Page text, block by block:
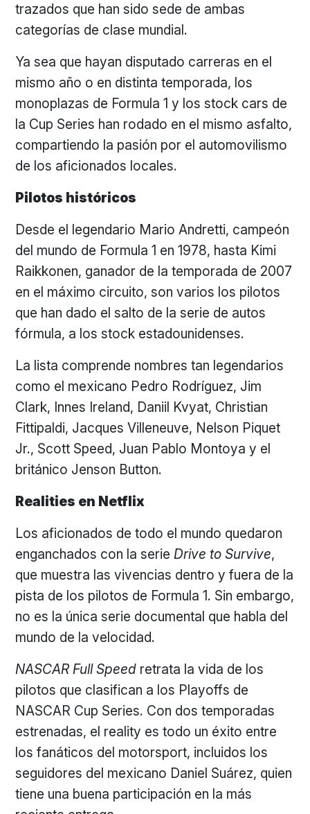
trazados que han sido sede de ambas
categorías de clase mundial.
Ya sea que hayan disputado carreras en el
mismo año o en distinta temporada, los
monoplazas de Formula 1 y los stock cars de
la Cup Series han rodado en el mismo asfalto,
compartiendo la pasión por el automovilismo
de los aficionados locales.
Pilotos históricos
Desde el legendario Mario Andretti, campeón
del mundo de Formula 1 en 1978, hasta Kimi
Raikkonen, ganador de la temporada de 2007
en el máximo circuito, son varios los pilotos
que han dado el salto de la serie de autos
fórmula, a los stock estadounidenses.
La lista comprende nombres tan legendarios
como el mexicano Pedro Rodríguez, Jim
Clark, Innes Ireland, Daniil Kvyat, Christian
Fittipaldi, Jacques Villeneuve, Nelson Piquet
Jr., Scott Speed, Juan Pablo Montoya y el
británico Jenson Button.
Realities en Netflix
Los aficionados de todo el mundo quedaron
enganchados con la serieDrive to Survive,
que muestra las vivencias dentro y fuera de la
pista de los pilotos de Formula 1. Sin embargo,
no es la única serie documental que habla del
mundo de la velocidad.
NASCAR Full Speed retrata la vida de los
pilotos que clasifican a los Playoffs de
NASCAR Cup Series. Con dos temporadas
estrenadas, el reality es todo un éxito entre
los fanáticos del motorsport, incluidos los
seguidores del mexicano Daniel Suárez, quien
tiene una buena participación en la más